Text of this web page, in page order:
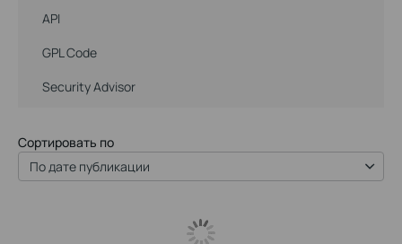
API
GPL Code
Security Advisor
Сортировать по
По дате публикации